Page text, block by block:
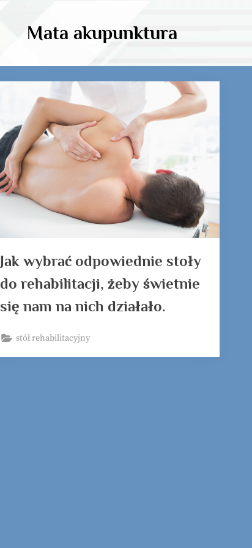
Mata akupunktura
Jak wybrać odpowiednie stoły
do rehabilitacji, żeby świetnie
się nam na nich działało.
stół rehabilitacyjny